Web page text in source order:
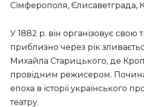
Сімферополя, Єлисаветграда,
У 1882 р. він організовує свою
приблизно через рік
Михайла Старицького, де
провідним режисером.
епоха в історії українського
театру.